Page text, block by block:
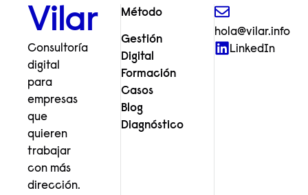
Vilar
Consultoría
digital
para
empresas
que
quieren
trabajar
con más
dirección.
Método
Gestión
Digital
Formación
Casos
Blog
Diagnóstico
hola@vilar.info
LinkedIn